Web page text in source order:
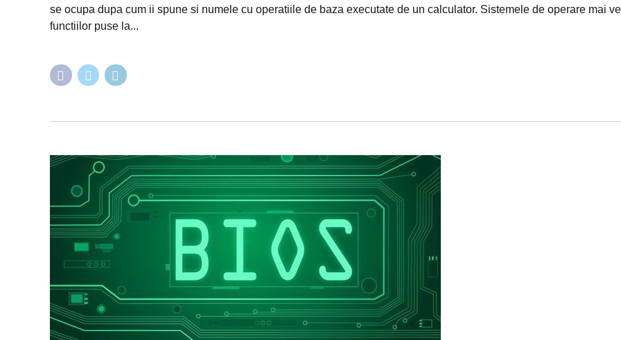
se ocupa dupa cum ii spune si numele cu operatiile de baza executate de un calculator. Sistemele de operare mai
functiilor puse la...